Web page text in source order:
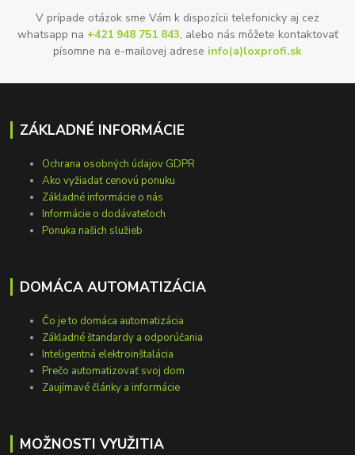
V prípade otázok sme Vám k dispozícii telefonicky aj cez
whatsapp na +421 948 751 843, alebo nás môžete kontaktovať
písomne na e-mailovej adrese info(a)loxprofi.sk
ZÁKLADNÉ INFORMÁCIE
Ochrana osobných údajov GDPR
Ako vyžiadať cenovú ponuku
Základné informácie o nás
Informácie o dodávateľoch
Ponuka našich služieb
DOMÁCA AUTOMATIZÁCIA
Čo je to domáca automatizácia
Základné štandardy a odporúčania
Inteligentná elektroinštalácia
Prečo automatizovať svoj dom
Zaujímavé články a informácie
MOŽNOSTI VYUŽITIA